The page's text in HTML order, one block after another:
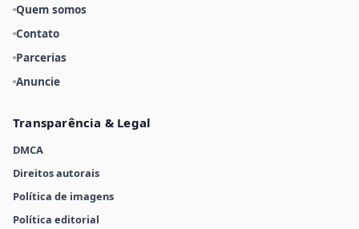
Quem somos
Contato
Parcerias
Anuncie
Transparência & Legal
DMCA
Direitos autorais
Política de imagens
Política editorial